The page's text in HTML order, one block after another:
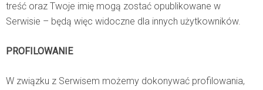
treść oraz Twoje imię mogą zostać opublikowane w
Serwisie – będą więc widoczne dla innych użytkowników.
PROFILOWANIE
W związku z Serwisem możemy dokonywać profilowania,